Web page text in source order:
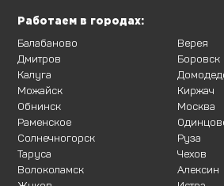
Работаем в городах:
Балабаново
Дмитров
Калуга
Можайск
Обнинск
Раменское
Солнечногорск
Таруса
Верея
Боровск
Киржач
Москва
Руза
Чехов
Волоколамск
Алексин